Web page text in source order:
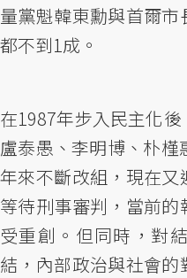
量黨魁韓東勳與首爾市
都不到1成。
在1987年步入民主化
盧泰愚、李明博、朴
年來不斷改組，現在
等待刑事審判，當前
受重創。但同時，對
結，內部政治與社會